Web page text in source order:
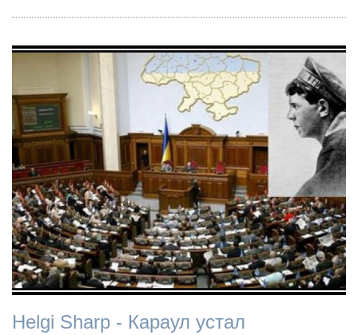
Helgi Sharp - Караул устал